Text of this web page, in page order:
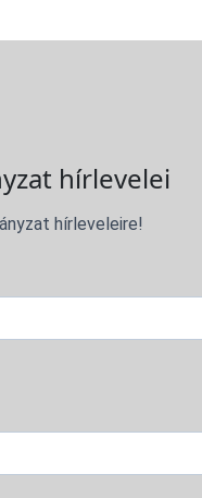
hírlevelei
hírleveleire!